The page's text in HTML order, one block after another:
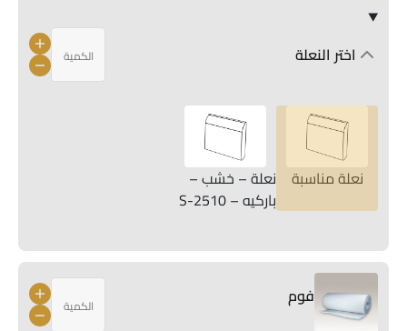
اختر النعلة
نعلة مناسبة نعلة – خشب –
باركيه – S-2510
فوم